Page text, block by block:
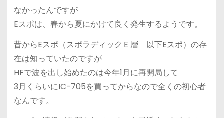
なかったんですが
Eスポは、春から夏にかけて良く発生するようです。
昔からEスポ（スポラディックＥ層 以下Eスポ）の存
在は知っていたのですが
HFで波を出し始めたのは今年1月に再開局して
3月くらいにIC-705を買ってからなので全くの初心者
なんです。